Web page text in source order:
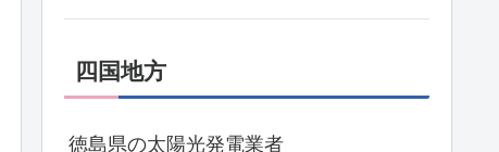
四国地方
徳島県の太陽光発電業者